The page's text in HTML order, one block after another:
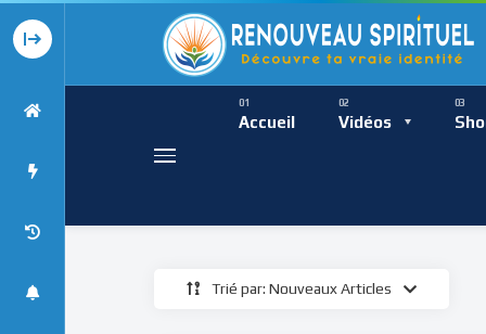
Accueil Vidéos
Présence
Présence
Trié par: Nouveaux Articles